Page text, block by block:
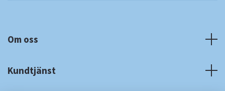
Om oss
Kundtjänst